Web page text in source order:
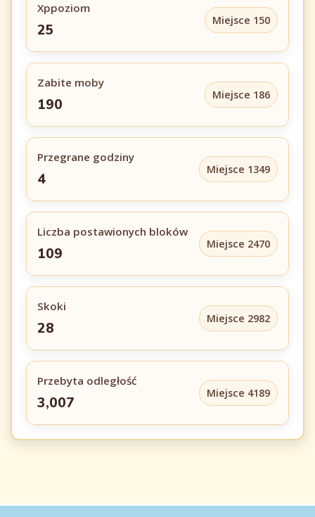
Xppoziom
25
Miejsce 150
Zabite moby
190
Miejsce 186
Przegrane godziny
4
Miejsce 1349
Liczba postawionych bloków
109
Miejsce 2470
Skoki
28
Miejsce 2982
Przebyta odległość
3,007
Miejsce 4189